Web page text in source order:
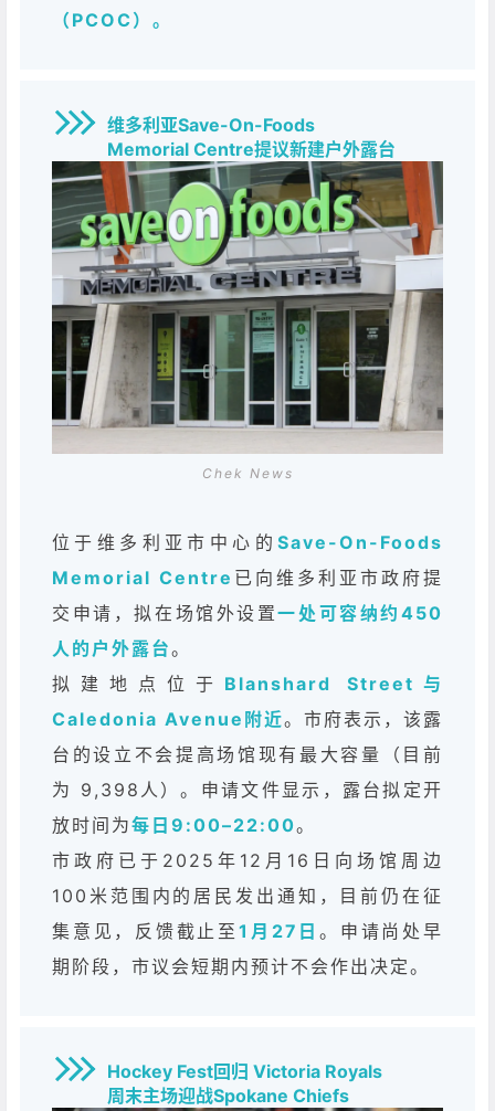
（PCOC）。
维多利亚Save-On-Foods
Memorial Centre提议新建户外露台
Chek News
位于维多利亚市中心的 Save-On-Foods
Memorial Centre 已向维多利亚市政府提
交申请，拟在场馆外设置一处可容纳约450
人的户外露台。
拟建地点位于 Blanshard Street与
Caledonia Avenue附近。市府表示，该露
台的设立不会提高场馆现有最大容量（目前
为 9,398人）。申请文件显示，露台拟定开
放时间为每日9:00–22:00。
市政府已于2025年12月16日向场馆周边
100米范围内的居民发出通知，目前仍在征
集意见，反馈截止至 1月27日。申请尚处早
期阶段，市议会短期内预计不会作出决定。
Hockey Fest回归Victoria Royals
周末主场迎战Spokane Chiefs